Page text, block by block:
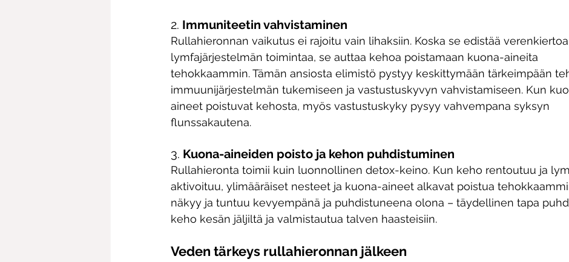
2. Immuniteetin vahvistaminen
Rullahieronnan vaikutus ei rajoitu vain lihaksiin. Koska se edistää
lymfajärjestelmän toimintaa, se auttaa kehoa poistamaan kuona-aineita
tehokkaammin. Tämän ansiosta elimistö pystyy keskittymään tärkeimpään
immuunijärjestelmän tukemiseen ja vastustuskyvyn vahvistamiseen. Kun
aineet poistuvat kehosta, myös vastustuskyky pysyy vahvempana syksyn
flunssakautena.
3. Kuona-aineiden poisto ja kehon puhdistuminen
Rullahieronta toimii kuin luonnollinen detox-keino. Kun keho rentoutuu ja
aktivoituu, ylimääräiset nesteet ja kuona-aineet alkavat poistua
näkyy ja tuntuu kevyempänä ja puhdistuneena olona – täydellinen tapa
keho kesän jäljiltä ja valmistautua talven haasteisiin.
Veden tärkeys rullahieronnan jälkeen